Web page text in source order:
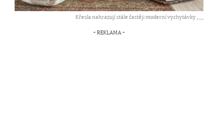
Křesla nahrazují stále častěji moderní vychytávky ,...